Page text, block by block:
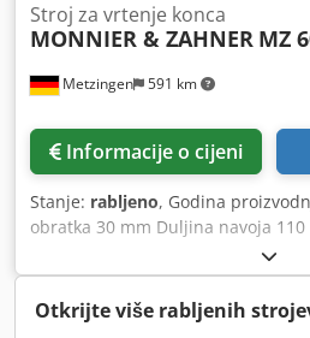
Metzingen 591 km
Stroj za vrtenje konca
MONNIER & ZAHNER MZ
Informacije o cijeni
Stanje: rabljeno, Godina
obratka 30 mm Duljina navoja
2,75 mm/GG Ukupna potrebna
cca 1,7 t Potreban prostor cca M O
Švicarska Stroj za vrtloženje
umetanje obratka Tip MZ 600,
Otkrijte više rabljenih